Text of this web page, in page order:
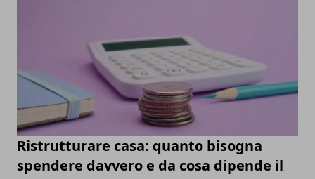
Ristrutturare casa: quanto bisogna
spendere davvero e da cosa dipende il